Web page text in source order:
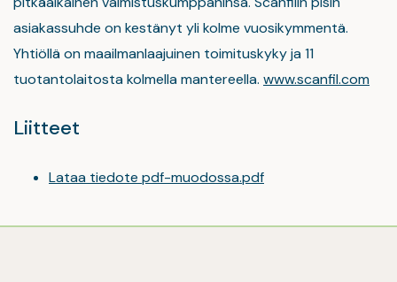
asiakassuhde on kestänyt yli kolme vuosikymmentä.
Yhtiöllä on maailmanlaajuinen toimituskyky ja 11
tuotantolaitosta kolmella mantereella. www.scanfil.com
Liitteet
Lataa tiedote pdf-muodossa.pdf